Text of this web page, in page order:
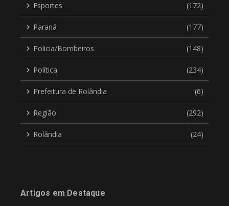
Esportes (172)
Paraná (177)
Policia/Bombeiros (148)
Política (234)
Prefeitura de Rolândia (6)
Região (292)
Rolândia (24)
Artigos em Destaque